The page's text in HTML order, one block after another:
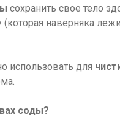
сохранить свое тело
наверняка
использовать для
соды?